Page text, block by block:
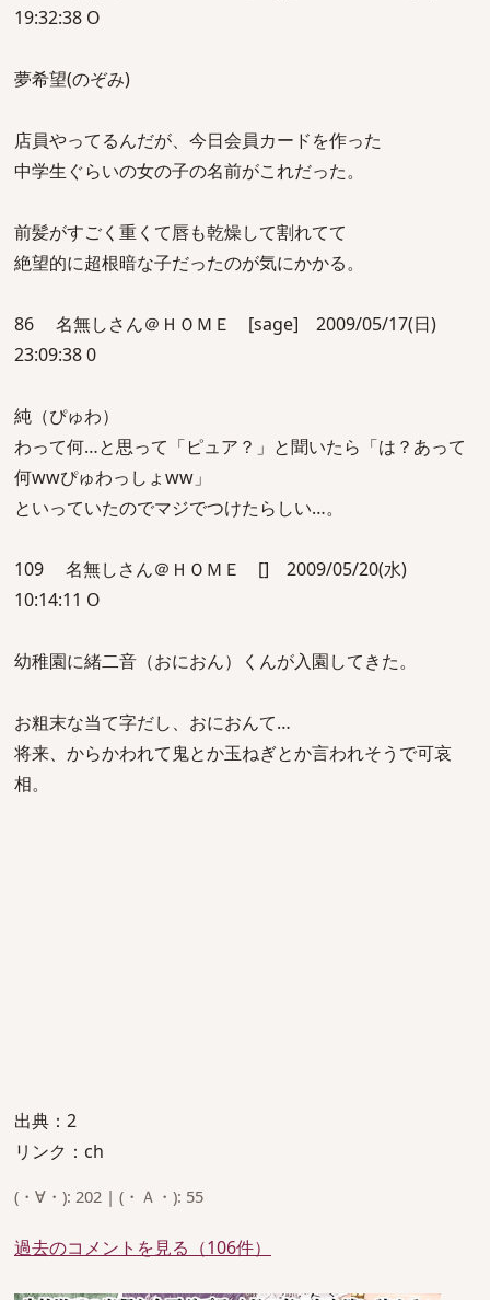
19:32:38 O
夢希望(のぞみ)
店員やってるんだが、今日会員カードを作った
中学生ぐらいの女の子の名前がこれだった。
前髪がすごく重くて唇も乾燥して割れてて
絶望的に超根暗な子だったのが気にかかる。
86 名無しさん＠ＨＯＭＥ [sage] 2009/05/17(日)
23:09:38 0
純（ぴゅわ）
わって何…と思って「ピュア？」と聞いたら「は？あって
何wwぴゅわっしょww」
といっていたのでマジでつけたらしい…。
109 名無しさん＠ＨＯＭＥ [] 2009/05/20(水)
10:14:11 O
幼稚園に緒二音（おにおん）くんが入園してきた。
お粗末な当て字だし、おにおんて…
将来、からかわれて鬼とか玉ねぎとか言われそうで可哀
相。
出典：2
リンク：ch
(・∀・): 202 | (・Ａ・): 55
過去のコメントを見る（106件）